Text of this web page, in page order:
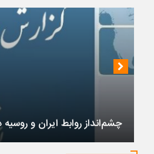
چشم‌انداز روابط ایران و روسیه